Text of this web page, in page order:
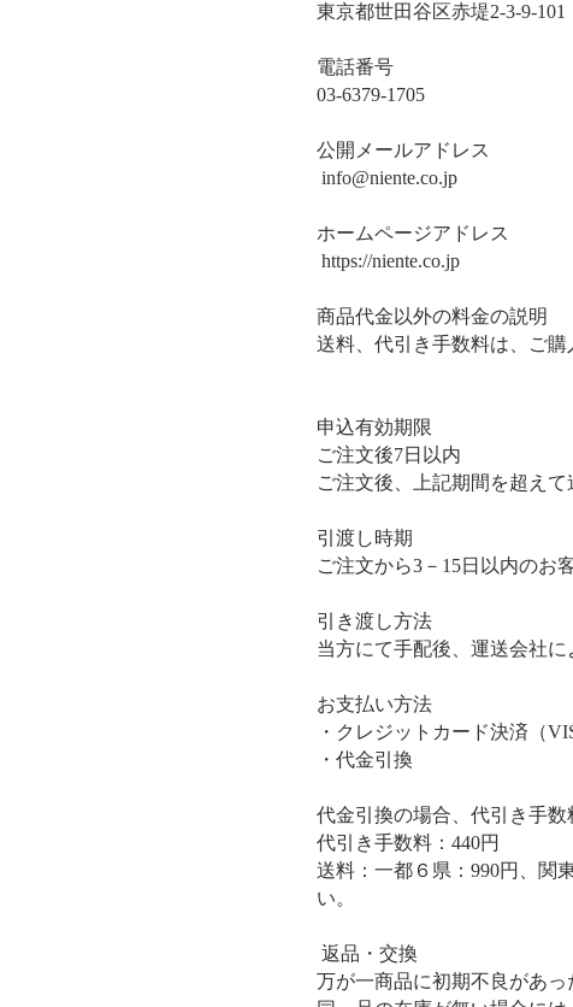
東京都世田谷区赤堤2-3-9-101
電話番号
03-6379-1705
公開メールアドレス
info@niente.co.jp
ホームページアドレス
https://niente.co.jp
商品代金以外の料金の説明
送料、代引き手数料は、ご購
申込有効期限
​ご注文後7日以内
ご注文後、上記期間を超え
引渡し時期​
ご注文から3－15日以内のお
引き渡し方法
当方にて手配後、運送会社に
​お支払い方法
・クレジットカード決済（
・代金引換
代金引換の場合、代引き手数
代引き手数料：440円
送料：一都６県：990円、関
い。
返品・交換
万が一商品に初期不良があ